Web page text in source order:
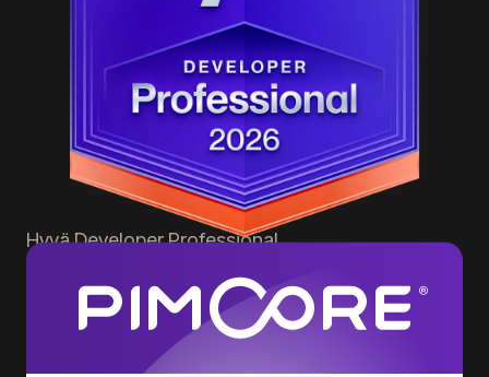
HyväDeveloper Professional